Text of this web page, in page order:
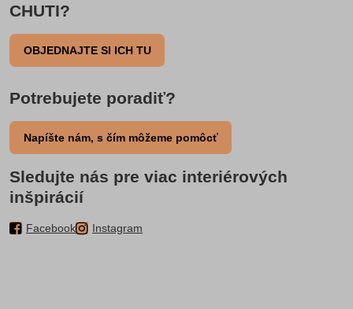
CHUTI?
OBJEDNAJTE SI ICH TU
Potrebujete poradiť?
Napíšte nám, s čím môžeme pomôcť
Sledujte nás pre viac interiérových
inšpirácií
Facebook Instagram